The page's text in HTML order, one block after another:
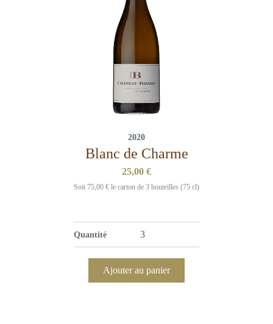
2020
Blanc de Charme
25,00 €
Soit 75,00 € le carton de 3 bouteilles (75 cl)
Quantité
Ajouter au panier